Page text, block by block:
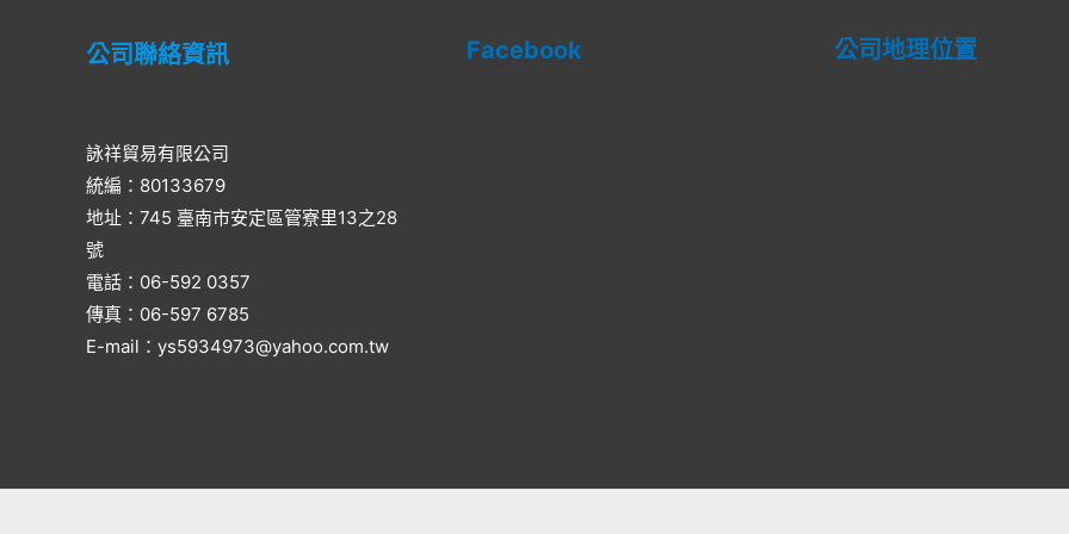
公司聯絡資訊
詠祥貿易有限公司
統編：80133679
地址：745 臺南市安定區管寮里13之28
號
電話：06-592 0357​
傳真：06-597 6785
E-mail：ys5934973@yahoo.com.tw
Facebook 公司地理位置